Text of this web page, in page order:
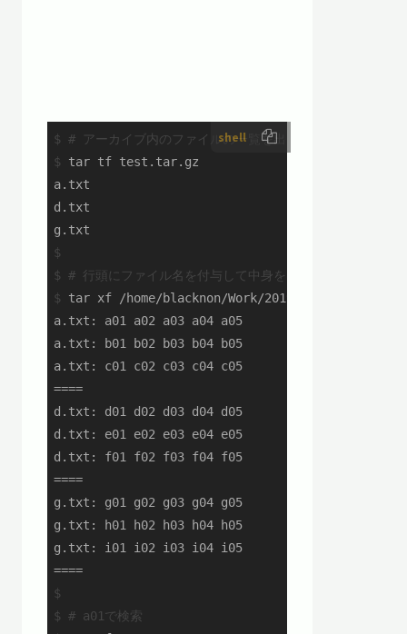
shell
$ # アーカイブ内のファイルの一覧を出力
$ tar tf test.tar.gz
a.txt
d.txt
$
$ # 行頭にファイル名を付与して中身を出力
$ tar xf /home/blacknon/Work/201912/20191220/
a.txt: a01 a02 a03 a04 a05
a.txt: b01 b02 b03 b04 b05
a.txt: c01 c02 c03 c04 c05
====
d.txt: d01 d02 d03 d04 d05
d.txt: e01 e02 e03 e04 e05
d.txt: f01 f02 f03 f04 f05
====
g.txt: g01 g02 g03 g04 g05
g.txt: h01 h02 h03 h04 h05
g.txt: i01 i02 i03 i04 i05
====
$
$ # a01で検索